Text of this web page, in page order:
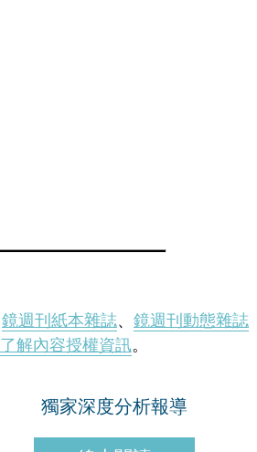
鏡週刊紙本雜誌、 鏡週刊動態雜誌
了解內容授權資訊。
獨家深度分析報導